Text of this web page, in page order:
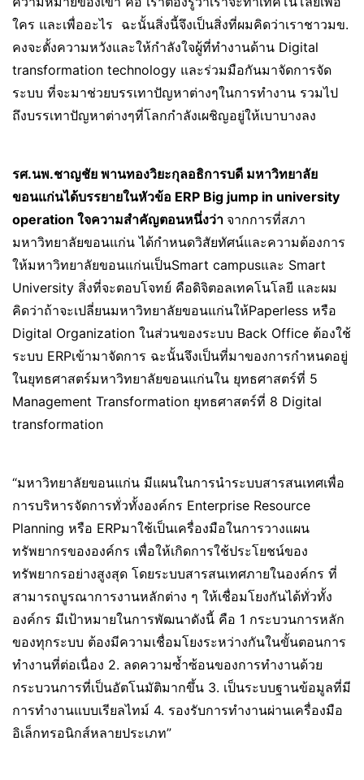
ใคร และเพื่ออะไร ฉะนั้นสิ่งนี้จึงเป็นสิ่งที่ผมคิดว่าเราชาวมข.
คงจะตั้งความหวังและให้กำลังใจผู้ที่ทำงานด้าน Digital
transformation technology และร่วมมือกันมาจัดการจัด
ระบบ ที่จะมาช่วยบรรเทาปัญหาต่างๆในการทำงาน รวมไป
ถึงบรรเทาปัญหาต่างๆที่โลกกำลังเผชิญอยู่ให้เบาบางลง
รศ.นพ.ชาญชัย พานทองวิยะกุลอธิการบดี มหาวิทยาลัย
ขอนแก่นได้บรรยายในหัวข้อ ERP Big jump in university
operation ใจความสำคัญตอนหนึ่งว่า จากการที่สภา
มหาวิทยาลัยขอนแก่น ได้กำหนดวิสัยทัศน์และความต้องการ
ให้มหาวิทยาลัยขอนแก่นเป็นSmart campusและ Smart
University สิ่งที่จะตอบโจทย์ คือดิจิตอลเทคโนโลยี และผม
คิดว่าถ้าจะเปลี่ยนมหาวิทยาลัยขอนแก่นให้Paperless หรือ
Digital Organization ในส่วนของระบบ Back Office ต้องใช้
ระบบ ERPเข้ามาจัดการ ฉะนั้นจึงเป็นที่มาของการกำหนดอยู่
ในยุทธศาสตร์มหาวิทยาลัยขอนแก่นใน ยุทธศาสตร์ที่ 5
Management Transformation ยุทธศาสตร์ที่ 8 Digital
transformation
“มหาวิทยาลัยขอนแก่น มีแผนในการนำระบบสารสนเทศเพื่อ
การบริหารจัดการทั่วทั้งองค์กร Enterprise Resource
Planning หรือ ERPมาใช้เป็นเครื่องมือในการวางแผน
ทรัพยากรขององค์กร เพื่อให้เกิดการใช้ประโยชน์ของ
ทรัพยากรอย่างสูงสุด โดยระบบสารสนเทศภายในองค์กร ที่
สามารถบูรณาการงานหลักต่าง ๆ ให้เชื่อมโยงกันได้ทั่วทั้ง
องค์กร มีเป้าหมายในการพัฒนาดังนี้ คือ 1 กระบวนการหลัก
ของทุกระบบ ต้องมีความเชื่อมโยงระหว่างกันในขั้นตอนการ
ทำงานที่ต่อเนื่อง 2. ลดความซ้ำซ้อนของการทำงานด้วย
กระบวนการที่เป็นอัตโนมัติมากขึ้น 3. เป็นระบบฐานข้อมูลที่มี
การทำงานแบบเรียลไทม์ 4. รองรับการทำงานผ่านเครื่องมือ
อิเล็กทรอนิกส์หลายประเภท”